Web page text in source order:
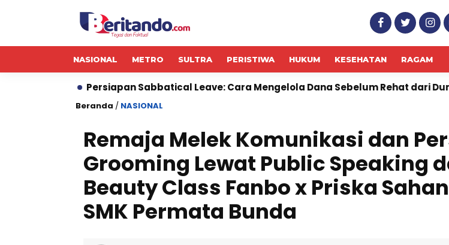
NASIONAL METRO SULTRA PERISTIWA HUKUM KESEHATAN RAGAM
Sabbatical Leave: Cara Mengelola Dana Sebelum Rehat dari Dunia Kerja
Beranda / NASIONAL
Remaja Melek Komunikasi dan
Grooming Lewat Public Speaking
Beauty Class Fanbo x Priska
SMK Permata Bunda